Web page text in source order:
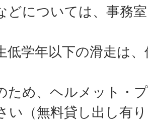
どについては、事務
低学年以下の滑走は
ため、ヘルメット・
い（無料貸し出し有